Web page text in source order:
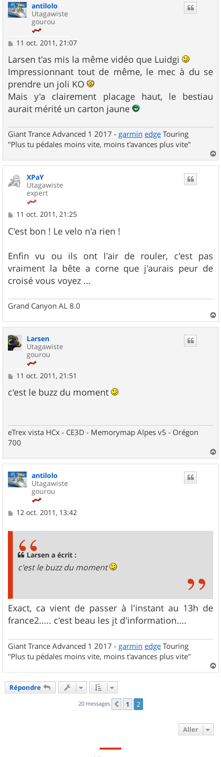
antilolo
Utagawiste
gourou
M
s
s
a
g
e
11 oct. 2011, 21:07
Larsen t'as mis la même vidéo que Luidgi
Impressionnant tout de même, le mec à du se
prendre un joli KO
Mais y'a clairement placage haut, le bestiau
aurait mérité un carton jaune
Giant Trance Advanced 1 2017 - garmin edge Touring
"Plus tu pédales moins vite, moins t'avances plus vite"
a
XPaY
Utagawiste
expert
M
s
s
g
e
11 oct. 2011, 21:25
C'est bon ! Le velo n'a rien !
Enfin vu ou ils ont l'air de rouler, c'est pas
vraiment la bête a corne que j'aurais peur de
croisé vous voyez ...
Grand Canyon AL 8.0
a
Larsen
Utagawiste
gourou
M
s
s
11 oct. 2011, 21:51
c'est le buzz du moment
eTrex vista HCx - CE3D - Memorymap Alpes v5 - Orégon
700
a
antilolo
Utagawiste
gourou
M12 oct. 2011, 13:42
Larsen a écrit :
c'est le buzz du moment
Exact, ca vient de passer à l'instant au 13h de
france2..... c'est beau les jt d'information....
Giant Trance Advanced 1 2017 - garmin edge Touring
"Plus tu pédales moins vite, moins t'avances plus vite"
a
Répondre
20 messages Précédent
1 2
Aller